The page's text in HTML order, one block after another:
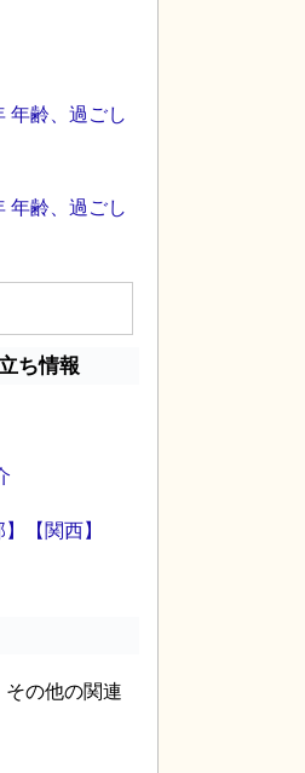
年齢、過ごし
年齢、過ごし
ち情報
【関西】
の他の関連